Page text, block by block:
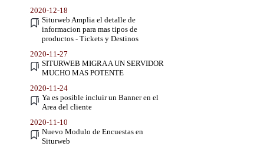
2020-12-18
Siturweb Amplia el detalle de
informacion para mas tipos de
productos - Tickets y Destinos
2020-11-27
SITURWEB MIGRA A UN SERVIDOR
MUCHO MAS POTENTE
2020-11-24
Ya es posible incluir un Banner en el
Area del cliente
2020-11-10
Nuevo Modulo de Encuestas en
Siturweb